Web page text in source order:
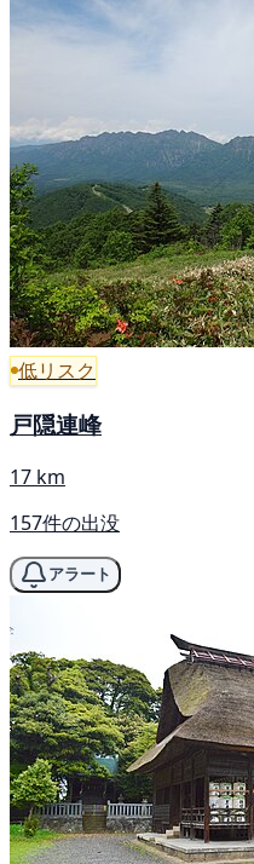
低リスク
戸隠連峰
17 km
157件の出没
アラート